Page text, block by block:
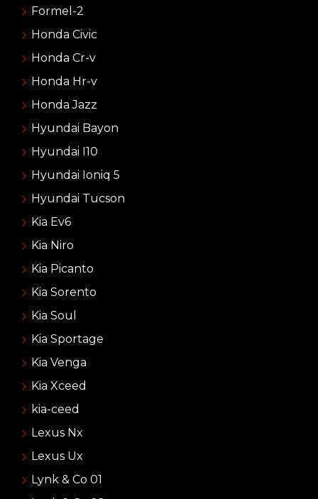
Formel-2
Honda Civic
Honda Cr-v
Honda Hr-v
Honda Jazz
Hyundai Bayon
Hyundai I10
Hyundai Ioniq 5
Hyundai Tucson
Kia Ev6
Kia Niro
Kia Picanto
Kia Sorento
Kia Soul
Kia Sportage
Kia Venga
Kia Xceed
kia-ceed
Lexus Nx
Lexus Ux
Lynk & Co 01